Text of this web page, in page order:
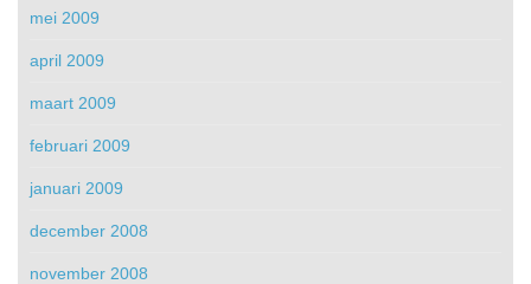
mei 2009
april 2009
maart 2009
februari 2009
januari 2009
december 2008
november 2008